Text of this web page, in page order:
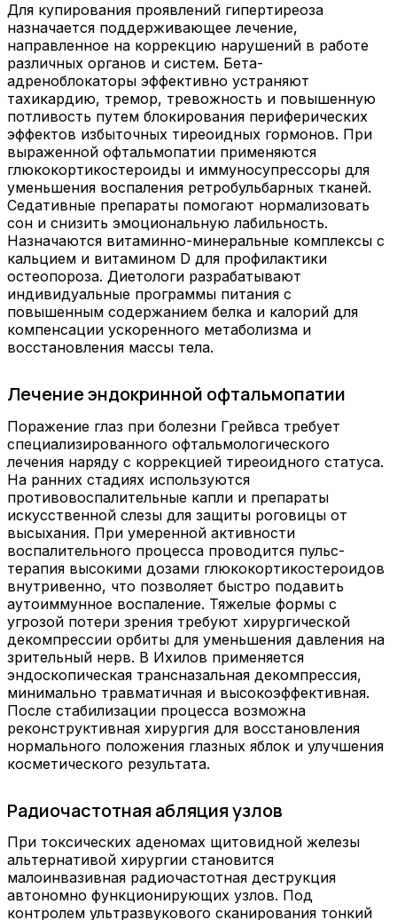
Для купирования проявлений гипертиреоза
назначается поддерживающее лечение,
направленное на коррекцию нарушений в работе
различных органов и систем. Бета-
адреноблокаторы эффективно устраняют
тахикардию, тремор, тревожность и повышенную
потливость путем блокирования периферических
эффектов избыточных тиреоидных гормонов. При
выраженной офтальмопатии применяются
глюкокортикостероиды и иммуносупрессоры для
уменьшения воспаления ретробульбарных тканей.
Седативные препараты помогают нормализовать
сон и снизить эмоциональную лабильность.
Назначаются витаминно-минеральные комплексы с
кальцием и витамином D для профилактики
остеопороза. Диетологи разрабатывают
индивидуальные программы питания с
повышенным содержанием белка и калорий для
компенсации ускоренного метаболизма и
восстановления массы тела.
Лечение эндокринной офтальмопатии
Поражение глаз при болезни Грейвса требует
специализированного офтальмологического
лечения наряду с коррекцией тиреоидного статуса.
На ранних стадиях используются
противовоспалительные капли и препараты
искусственной слезы для защиты роговицы от
высыхания. При умеренной активности
воспалительного процесса проводится пульс-
терапия высокими дозами глюкокортикостероидов
внутривенно, что позволяет быстро подавить
аутоиммунное воспаление. Тяжелые формы с
угрозой потери зрения требуют хирургической
декомпрессии орбиты для уменьшения давления на
зрительный нерв. В Ихилов применяется
эндоскопическая трансназальная декомпрессия,
минимально травматичная и высокоэффективная.
После стабилизации процесса возможна
реконструктивная хирургия для восстановления
нормального положения глазных яблок и улучшения
косметического результата.
Радиочастотная абляция узлов
При токсических аденомах щитовидной железы
альтернативой хирургии становится
малоинвазивная радиочастотная деструкция
автономно функционирующих узлов. Под
контролем ультразвукового сканирования тонкий